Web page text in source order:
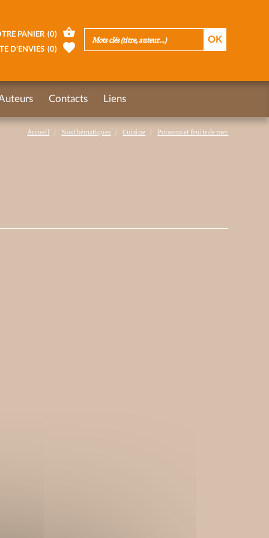
Accueil Nos thématiques Cuisine Poissons et fruits de mer
PANIER (0)
D’ENVIES (0)
Contacts Liens